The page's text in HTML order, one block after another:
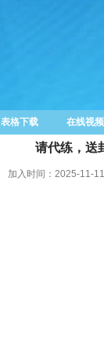
表格下载 在线视频
请代练，送
加入时间：2025-11-11